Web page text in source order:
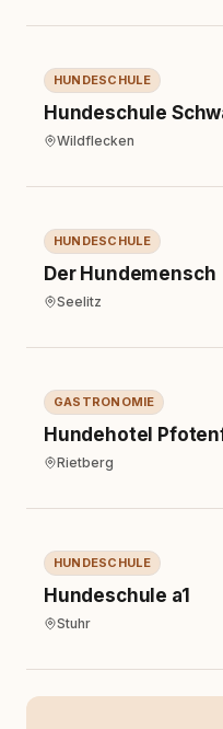
HUNDESCHULE
Hundeschule
Wildflecken
HUNDESCHULE
Der Hundemensch
Seelitz
GASTRONOMIE
Hundehotel
Rietberg
HUNDESCHULE
Hundeschule a1
Stuhr